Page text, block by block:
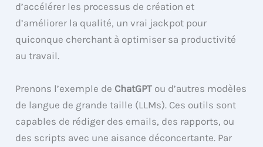
d’accélérer les processus de création et
d’améliorer la qualité, un vrai jackpot pour
quiconque cherchant à optimiser sa productivité
au travail.
Prenons l’exemple de ChatGPT ou d’autres modèles
de langue de grande taille (LLMs). Ces outils sont
capables de rédiger des emails, des rapports, ou
des scripts avec une aisance déconcertante. Par